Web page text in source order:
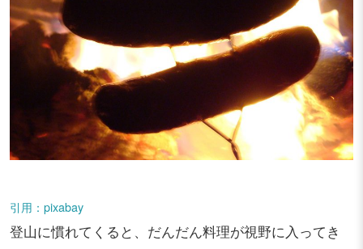
引用：pixabay
登山に慣れてくると、だんだん料理が視野に入ってき